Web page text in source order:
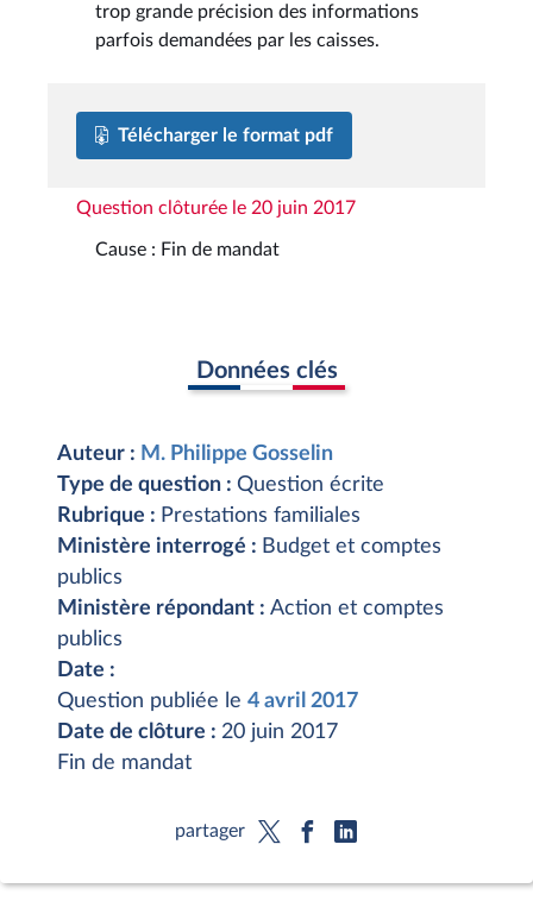
trop grande précision des informations
parfois demandées par les caisses.
Télécharger le format pdf
Question clôturée le 20 juin 2017
Cause : Fin de mandat
Données clés
Auteur : M. Philippe Gosselin
Type de question : Question écrite
Rubrique : Prestations familiales
Ministère interrogé : Budget et comptes
publics
Ministère répondant : Action et comptes
publics
Date :
Question publiée le 4 avril 2017
Date de clôture : 20 juin 2017
Fin de mandat
partager